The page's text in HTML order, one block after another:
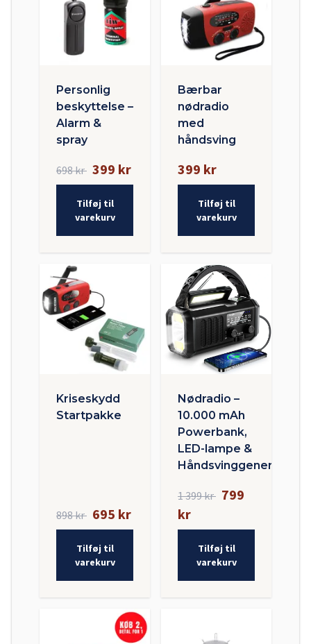
Personlig
beskyttelse –
Alarm &
spray
698 kr 399 kr
Tilføj til
varekurv
Bærbar
nødradio
med
håndsving
399 kr
Tilføj til
varekurv
Kriseskydd
Startpakke
898 kr 695 kr
Tilføj til
varekurv
Nødradio –
10.000 mAh
Powerbank,
LED-lampe &
Håndsvinggenerator
1 399 kr 799
kr
Tilføj til
varekurv